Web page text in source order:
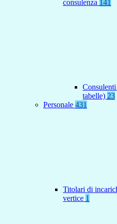
consulenza 141
tabelle) 23
Personale 431
Titolari di
vertice 1